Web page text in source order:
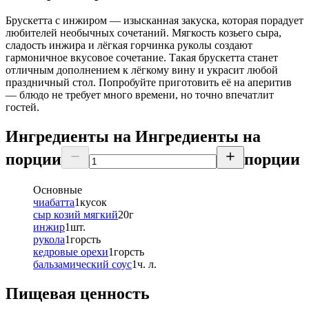
Брускетта с инжиром — изысканная закуска, которая порадует
любителей необычных сочетаний. Мягкость козьего сыра,
сладость инжира и лёгкая горчинка руколы создают
гармоничное вкусовое сочетание. Такая брускетта станет
отличным дополнением к лёгкому вину и украсит любой
праздничный стол. Попробуйте приготовить её на аперитив
— блюдо не требует много времени, но точно впечатлит
гостей.
Ингредиенты на Ингредиенты на
порции
порции
Основные
чиабатта1кусок
сыр козий мягкий20г
инжир1шт.
рукола1горсть
кедровые орехи1горсть
бальзамический соус1ч. л.
Пищевая ценность